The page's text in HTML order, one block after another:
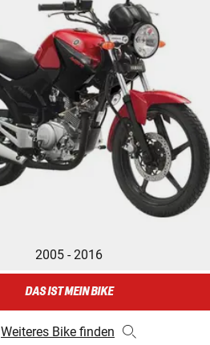
2005 - 2016
DAS IST MEIN BIKE
Weiteres Bike finden